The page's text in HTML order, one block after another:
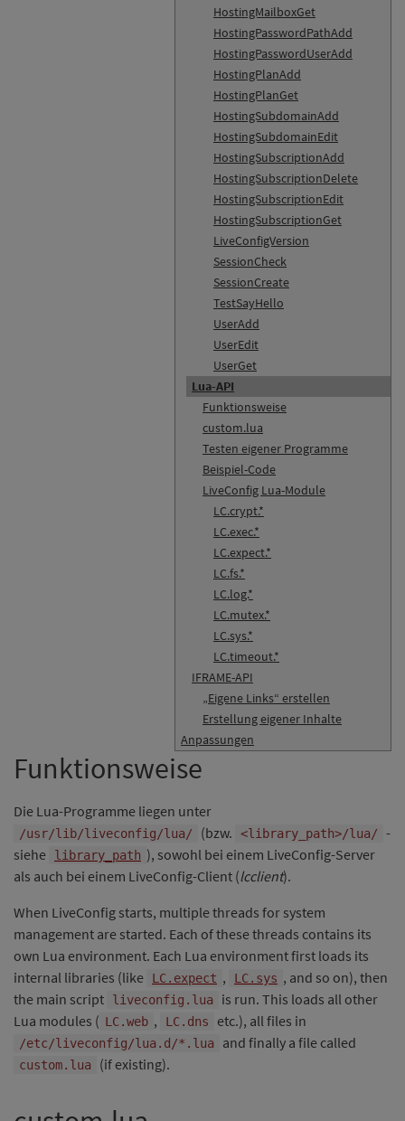
HostingMailboxGet
HostingPasswordPathAdd
HostingPasswordUserAdd
HostingPlanAdd
HostingPlanGet
HostingSubdomainAdd
HostingSubdomainEdit
HostingSubscriptionAdd
HostingSubscriptionDelete
HostingSubscriptionEdit
HostingSubscriptionGet
LiveConfigVersion
SessionCheck
SessionCreate
TestSayHello
UserAdd
UserEdit
UserGet
Lua-API
Funktionsweise
custom.lua
Testen eigener Programme
Beispiel-Code
LiveConfig Lua-Module
LC.crypt.*
LC.exec.*
LC.expect.*
LC.fs.*
LC.log.*
LC.mutex.*
LC.sys.*
LC.timeout.*
IFRAME-API
„Eigene Links“ erstellen
Erstellung eigener Inhalte
Anpassungen
Funktionsweise
Die Lua-Programme liegen unter
/usr/lib/liveconfig/lua/ (bzw. <library_path>/lua/
-
siehe
library_path ), sowohl bei einem LiveConfig-Server
als auch bei einem LiveConfig-Client (lcclient).
When LiveConfig starts, multiple threads for system
management are started. Each of these threads contains its
own Lua environment. Each Lua environment first loads its
internal libraries (like
LC.expect , LC.sys , and so on), then
the main script
liveconfig.lua
is run. This loads all other
Lua modules ( LC.web , LC.dns etc.), all files in
/etc/liveconfig/lua.d/*.lua and finally a file called
custom.lua (if existing).